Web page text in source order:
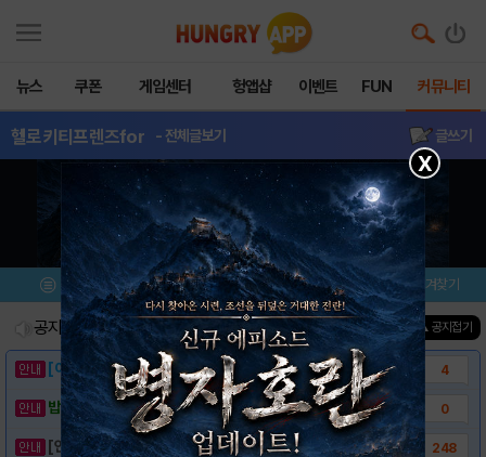
뉴스 쿠폰 게임센터 헝앱샵 이벤트 FUN 커뮤니티
헬로키티프렌즈for - 전체글보기 글쓰기
메뉴 이벤트/미션 설치/평가 즐겨찾기
공지사항 진행중인 이벤트0 건 ▲ 공지접기
[이벤트] 웃음으로 매일매일 해피! 유머 게시.. 4
밥알이의 헝앱통신 ⑲ “밥알이, 드디어 멀티를.. 0
[안내] 헝그리앱 필수 상식! 밥알 획득 안내.. 248
X